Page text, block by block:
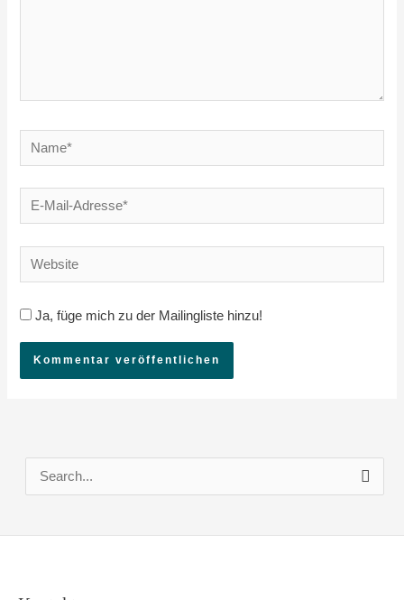
Name*
E-
Mail-
Adresse*
Website
Ja, füge mich zu der Mailingliste hinzu!
c